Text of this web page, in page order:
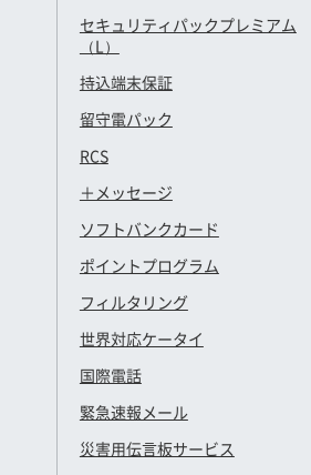
セキュリティパックプレミアム
（L）
持込端末保証
留守電パック
RCS
＋メッセージ
ソフトバンクカード
ポイントプログラム
フィルタリング
世界対応ケータイ
国際電話
緊急速報メール
災害用伝言板サービス